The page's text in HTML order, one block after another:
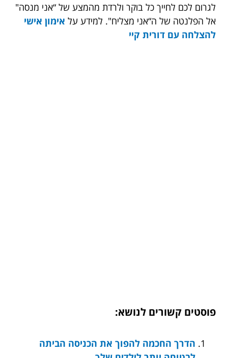
לגרום לכם לחייך כל בוקר ולרדת מהמצע של “אני מנסה"
אל הפלנטה של ה“אני מצליח". למידע על אימון אישי
להצלחה עם דורית קיי
פוסטים קשורים לנושא:
הדרך החכמה להפוך את הכניסה הביתה